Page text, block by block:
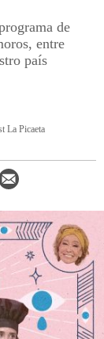
de
entre
país
La Picaeta